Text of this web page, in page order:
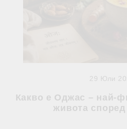
Какво е Оджас – най-
живота
29 Юли